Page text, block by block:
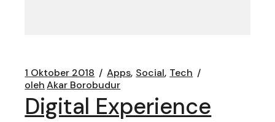
1 Oktober 2018 Apps Social Tech
oleh Akar Borobudur
Digital Experience